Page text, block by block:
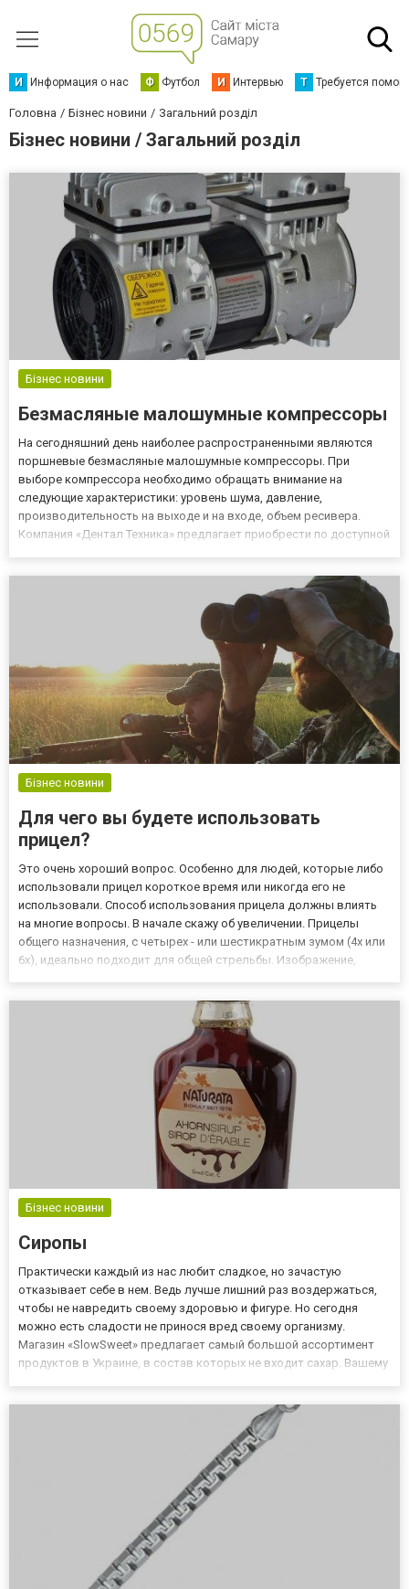
И Информация о нас Ф Футбол И Интервью Т Требуется
Головна Бізнес новини Загальний розділ
Бізнес новини / Загальний розділ
Бізнес новини
Безмасляные малошумные компрессоры
На сегодняшний день наиболее распространенными являются
поршневые безмасляные малошумные компрессоры. При
выборе компрессора необходимо обращать внимание на
следующие характеристики: уровень шума, давление,
производительность на выходе и на входе, объем ресивера.
Компания «Дентал Техника» предлагает приобрести по доступной
Бізнес новини
Для чего вы будете использовать
прицел?
Это очень хороший вопрос. Особенно для людей, которые либо
использовали прицел короткое время или никогда его не
использовали. Способ использования прицела должны влиять
на многие вопросы. В начале скажу об увеличении. Прицелы
общего назначения, с четырех - или шестикратным зумом (4x или
6x), идеально подходит для общей стрельбы. Изображение,
Бізнес новини
Сиропы
Практически каждый из нас любит сладкое, но зачастую
отказывает себе в нем. Ведь лучше лишний раз воздержаться,
чтобы не навредить своему здоровью и фигуре. Но сегодня
можно есть сладости не принося вред своему организму.
Магазин «SlowSweet» предлагает самый большой ассортимент
продуктов в Украине, в состав которых не входит сахар. Вашему